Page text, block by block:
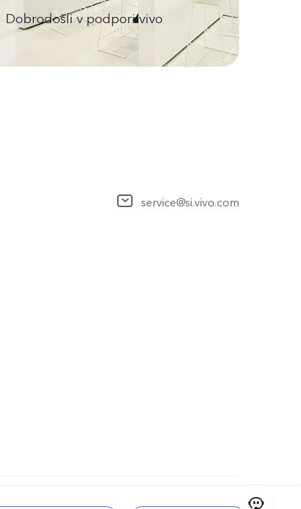
Dobrodošli v podpori vivo
service@si.vivo.com